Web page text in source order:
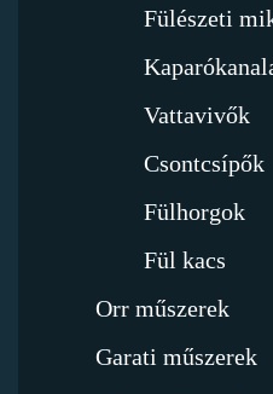
Fülészeti
Vattavivők
Csontcsípők
Fülhorgok
Fül kacs
Orr műszerek
Garati műszerek